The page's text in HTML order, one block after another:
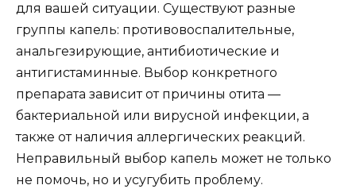
для вашей ситуации. Существуют разные
группы капель: противовоспалительные,
анальгезирующие, антибиотические и
антигистаминные. Выбор конкретного
препарата зависит от причины отита —
бактериальной или вирусной инфекции, а
также от наличия аллергических реакций.
Неправильный выбор капель может не только
не помочь, но и усугубить проблему.